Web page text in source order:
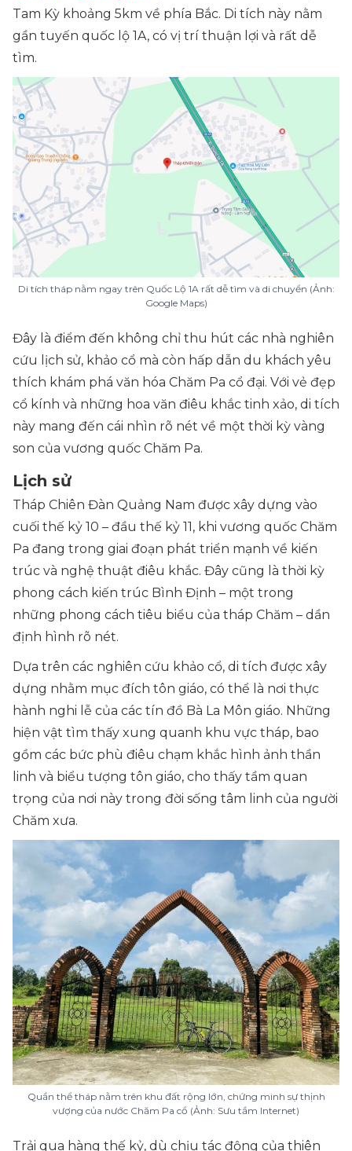
Tam Kỳ khoảng 5km về phía Bắc. Di tích này nằm
gần tuyến quốc lộ 1A, có vị trí thuận lợi và rất dễ
tìm.
Di tích tháp nằm ngay trên Quốc Lộ 1A rất dễ tìm và di chuyển (Ảnh:
Google Maps)
Đây là điểm đến không chỉ thu hút các nhà nghiên
cứu lịch sử, khảo cổ mà còn hấp dẫn du khách yêu
thích khám phá văn hóa Chăm Pa cổ đại. Với vẻ đẹp
cổ kính và những hoa văn điêu khắc tinh xảo, di tích
này mang đến cái nhìn rõ nét về một thời kỳ vàng
son của vương quốc Chăm Pa.
Lịch sử
Tháp Chiên Đàn Quảng Nam được xây dựng vào
cuối thế kỷ 10 – đầu thế kỷ 11, khi vương quốc Chăm
Pa đang trong giai đoạn phát triển mạnh về kiến
trúc và nghệ thuật điêu khắc. Đây cũng là thời kỳ
phong cách kiến trúc Bình Định – một trong
những phong cách tiêu biểu của tháp Chăm – dần
định hình rõ nét.
Dựa trên các nghiên cứu khảo cổ, di tích được xây
dựng nhằm mục đích tôn giáo, có thể là nơi thực
hành nghi lễ của các tín đồ Bà La Môn giáo. Những
hiện vật tìm thấy xung quanh khu vực tháp, bao
gồm các bức phù điêu chạm khắc hình ảnh thần
linh và biểu tượng tôn giáo, cho thấy tầm quan
trọng của nơi này trong đời sống tâm linh của người
Chăm xưa.
Quần thể tháp nằm trên khu đất rộng lớn, chứng minh sự thịnh
vượng của nước Chăm Pa cổ (Ảnh: Sưu tầm Internet)
Trải qua hàng thế kỷ, dù chịu tác động của thiên